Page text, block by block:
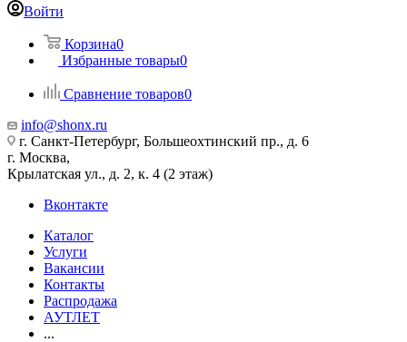
Войти
Корзина0
Избранные товары0
Сравнение товаров0
info@shonx.ru
г. Санкт-Петербург, Большеохтинский пр., д. 6
г. Москва,
Крылатская ул., д. 2, к. 4 (2 этаж)
Вконтакте
Каталог
Услуги
Вакансии
Контакты
Распродажа
АУТЛЕТ
...